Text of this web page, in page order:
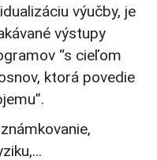
výučby, je
výstupy
“s cieľom
ktorá povedie